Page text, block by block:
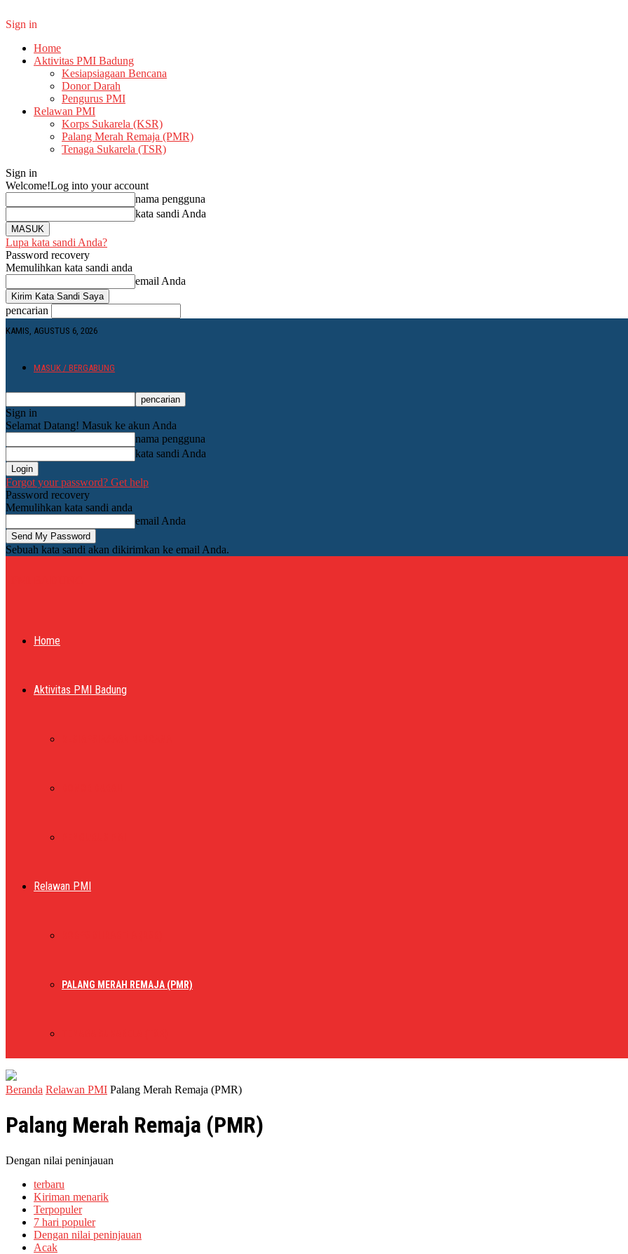
Sign in
Home
Aktivitas PMI Badung
Kesiapsiagaan Bencana
Donor Darah
Pengurus PMI
Relawan PMI
Korps Sukarela (KSR)
Palang Merah Remaja (PMR)
Tenaga Sukarela (TSR)
Sign in
Welcome!Log into your account
nama pengguna
kata sandi Anda
Lupa kata sandi Anda?
Password recovery
Memulihkan kata sandi anda
email Anda
pencarian
KAMIS, AGUSTUS 6, 2026
MASUK / BERGABUNG
Sign in
Selamat Datang! Masuk ke akun Anda
nama pengguna
kata sandi Anda
Forgot your password? Get help
Password recovery
Memulihkan kata sandi anda
email Anda
Sebuah kata sandi akan dikirimkan ke email Anda.
Home
Aktivitas PMI Badung
Relawan PMI
PALANG MERAH REMAJA (PMR)
Beranda Relawan PMI Palang Merah Remaja (PMR)
Palang Merah Remaja (PMR)
Dengan nilai peninjauan
terbaru
Kiriman menarik
Terpopuler
7 hari populer
Dengan nilai peninjauan
Acak